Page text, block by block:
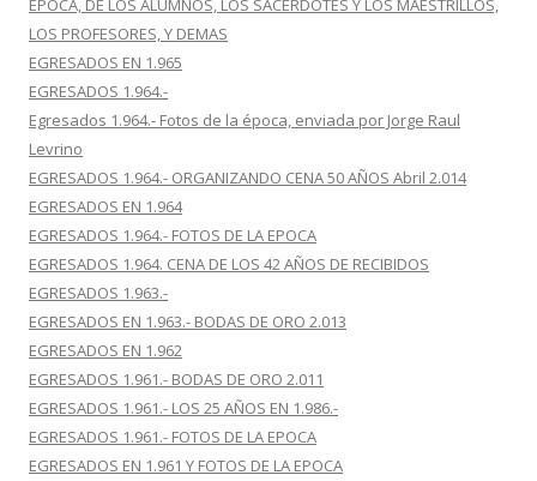
LOS PROFESORES, Y DEMAS
EGRESADOS EN 1.965
EGRESADOS 1.964.-
Egresados 1.964.- Fotos de la época, enviada por Jorge Raul
Levrino
EGRESADOS 1.964.- ORGANIZANDO CENA 50 AÑOS Abril 2.014
EGRESADOS EN 1.964
EGRESADOS 1.964.- FOTOS DE LA EPOCA
EGRESADOS 1.964. CENA DE LOS 42 AÑOS DE RECIBIDOS
EGRESADOS 1.963.-
EGRESADOS EN 1.963.- BODAS DE ORO 2.013
EGRESADOS EN 1.962
EGRESADOS 1.961.- BODAS DE ORO 2.011
EGRESADOS 1.961.- LOS 25 AÑOS EN 1.986.-
EGRESADOS 1.961.- FOTOS DE LA EPOCA
EGRESADOS EN 1.961 Y FOTOS DE LA EPOCA